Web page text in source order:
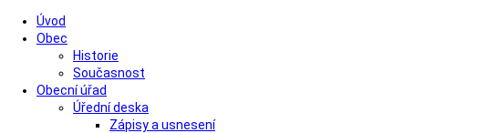
Úvod
Obec
Historie
Současnost
Obecní úřad
Úřední deska
Zápisy a usnesení